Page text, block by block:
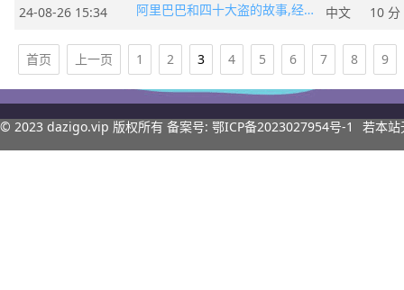
24-08-26 15:34
阿里巴巴和四十大盗的故事,经典童话 中文 10 分
首页 上一页 1 2 3 4 5 6 7 8 9
© 2023 dazigo.vip 版权所有 备案号: 鄂ICP备2023027954号-1 若本